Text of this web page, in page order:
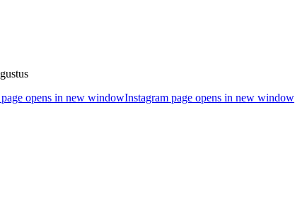
opens in new windowInstagram page opens in new window